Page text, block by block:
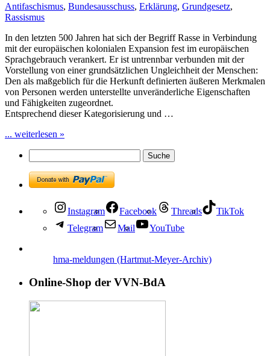
Antifaschismus, Bundesausschuss, Erklärung, Grundgesetz,
Rassismus
In den letzten 500 Jahren hat sich der Begriff Rasse in Verbindung
mit der europäischen kolonialen Expansion fest im europäischen
Sprachgebrauch verankert. Er ist untrennbar verbunden mit der
Vorstellung von einer grundsätzlichen Ungleichheit der Menschen:
Den als maßgeblich für die Herkunft definierten äußeren Merkmalen
von Personen werden unterstellte unveränderliche Eigenschaften
und Fähigkeiten zugeordnet.
Entsprechend dieser Kategorisierung und …
... weiterlesen »
Instagram Facebook Threads
TikTok
Telegram
Mail YouTube
hma-meldungen (Hartmut-Meyer-Archiv)
Online-Shop der VVN-BdA